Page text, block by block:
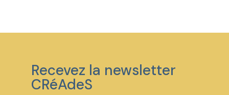
Recevez la newsletter
CRéAdeS